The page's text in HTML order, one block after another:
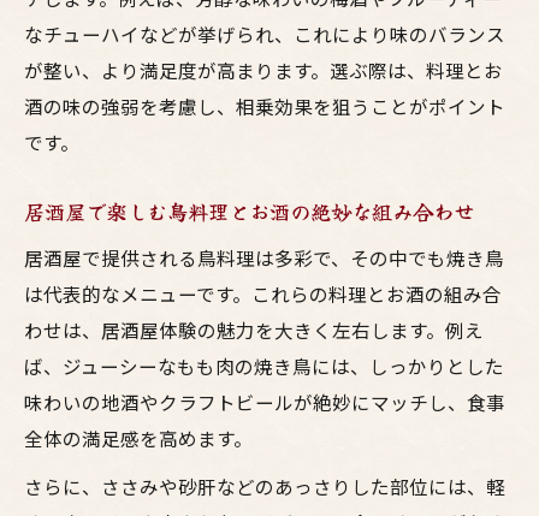
なチューハイなどが挙げられ、これにより味のバランス
が整い、より満足度が高まります。選ぶ際は、料理とお
酒の味の強弱を考慮し、相乗効果を狙うことがポイント
です。
居酒屋で楽しむ鳥料理とお酒の絶妙な組み合わせ
居酒屋で提供される鳥料理は多彩で、その中でも焼き鳥
は代表的なメニューです。これらの料理とお酒の組み合
わせは、居酒屋体験の魅力を大きく左右します。例え
ば、ジューシーなもも肉の焼き鳥には、しっかりとした
味わいの地酒やクラフトビールが絶妙にマッチし、食事
全体の満足感を高めます。
さらに、ささみや砂肝などのあっさりした部位には、軽